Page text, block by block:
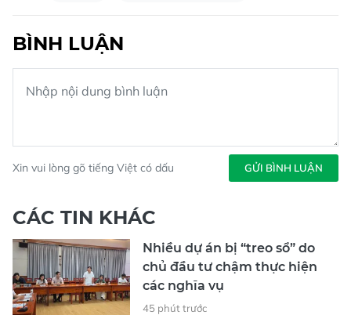
BÌNH LUẬN
Xin vui lòng gõ tiếng Việt có dấu GỬI BÌNH LUẬN
CÁC TIN KHÁC
Nhiều dự án bị “treo sổ” do
chủ đầu tư chậm thực hiện
các nghĩa vụ
45 phút trước